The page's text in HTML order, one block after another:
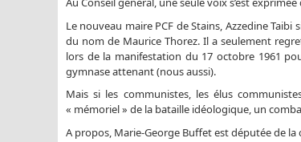
Le nouveau maire PCF de Stains, Azzedine
du nom de Maurice Thorez. Il a seulement
lors de la manifestation du 17 octobre 1961
gymnase attenant (nous aussi).
Mais si les communistes, les élus
« mémoriel » de la bataille idéologique, un
A propos, Marie-George Buffet est députée de